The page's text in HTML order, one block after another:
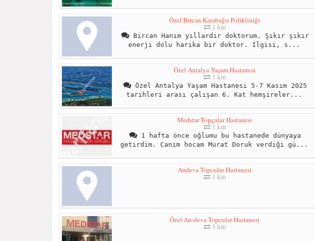
Özel Bircan Karabağır Polikliniği
1 km
Bircan Hanım yıllardır doktorum. Şıkır şıkır
enerji dolu harika bir doktor. İlgisi, s...
Özel Antalya Yaşam Hastanesi
1 km
Özel Antalya Yaşam Hastanesi 5-7 Kasım 2025
tarihleri arası çalışan 6. Kat hemşireler...
Medstar Topçular Hastanesi
1 km
1 hafta önce oğlumu bu hastanede dünyaya
getirdim. Canım hocam Murat Doruk verdiği gü...
Andeva Topcular Hastanesi
1 km
Özel An-deva Topcular Hastanesi
1 km